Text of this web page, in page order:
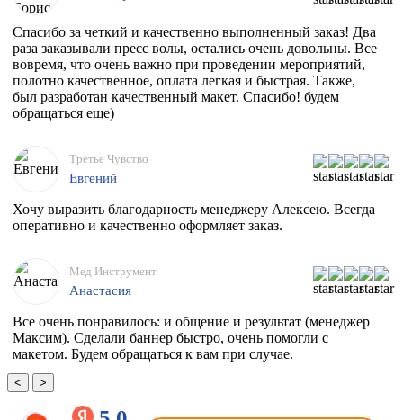
Спасибо за четкий и качественно выполненный заказ! Два
раза заказывали пресс волы, остались очень довольны. Все
вовремя, что очень важно при проведении мероприятий,
полотно качественное, оплата легкая и быстрая. Также,
был разработан качественный макет. Спасибо! будем
обращаться еще)
Третье Чувство
Евгений
Хочу выразить благодарность менеджеру Алексею. Всегда
оперативно и качественно оформляет заказ.
Мед Инструмент
Анастасия
Все очень понравилось: и общение и результат (менеджер
Максим). Сделали баннер быстро, очень помогли с
макетом. Будем обращаться к вам при случае.
< >